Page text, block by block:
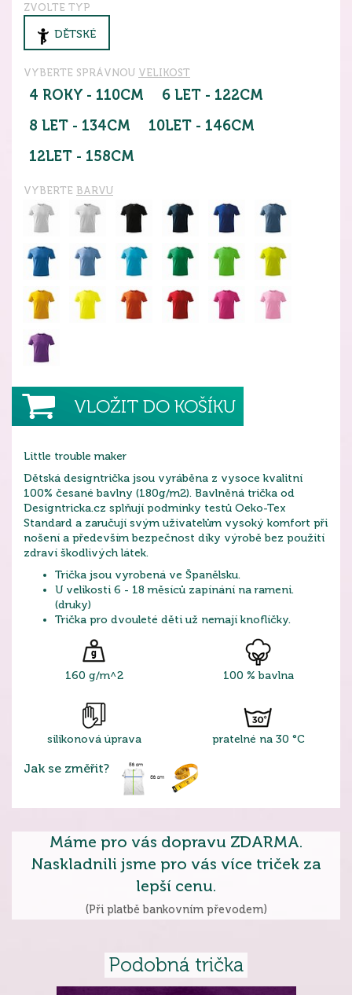
ZVOLTE TYP
DĚTSKÉ
VYBERTE SPRÁVNOU VELIKOST
4 ROKY - 110CM
6 LET - 122CM
8 LET - 134CM
10LET - 146CM
12LET - 158CM
VYBERTE BARVU
VLOŽIT DO KOŠÍKU
Little trouble maker
Dětská designtrička jsou vyráběna z vysoce kvalitní
100% česané bavlny (180g/m2). Bavlněná trička od
Designtricka.cz splňují podmínky testů Oeko-Tex
Standard a zaručují svým uživatelům vysoký komfort při
nošení a především bezpečnost díky výrobě bez použití
zdraví škodlivých látek.
Trička jsou vyrobená ve Španělsku.
U velikosti 6 - 18 měsíců zapínání na rameni.
(druky)
Trička pro dvouleté děti už nemají knoflíčky.
160 g/m^2 100 % bavlna
silikonová úprava pratelné na 30 °C
Jak se změřit?
Máme pro vás dopravu ZDARMA.
Naskladnili jsme pro vás více triček za
lepší cenu.
(Při platbě bankovním převodem)
Podobná trička